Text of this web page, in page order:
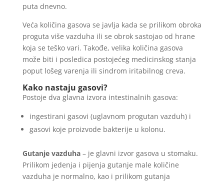
puta dnevno.
Veća količina gasova se javlja kada se prilikom obroka
proguta više vazduha ili se obrok sastojao od hrane
koja se teško vari. Takođe, velika količina gasova
može biti i posledica postojećeg medicinskog stanja
poput lošeg varenja ili sindrom iritabilnog creva.
Kako nastaju gasovi?
Postoje dva glavna izvora intestinalnih gasova:
ingestirani gasovi (uglavnom progutan vazduh) i
gasovi koje proizvode bakterije u kolonu.
Gutanje vazduha– je glavni izvor gasova u stomaku.
Prilikom jedenja i pijenja gutanje male količine
vazduha je normalno, kao i prilikom gutanja